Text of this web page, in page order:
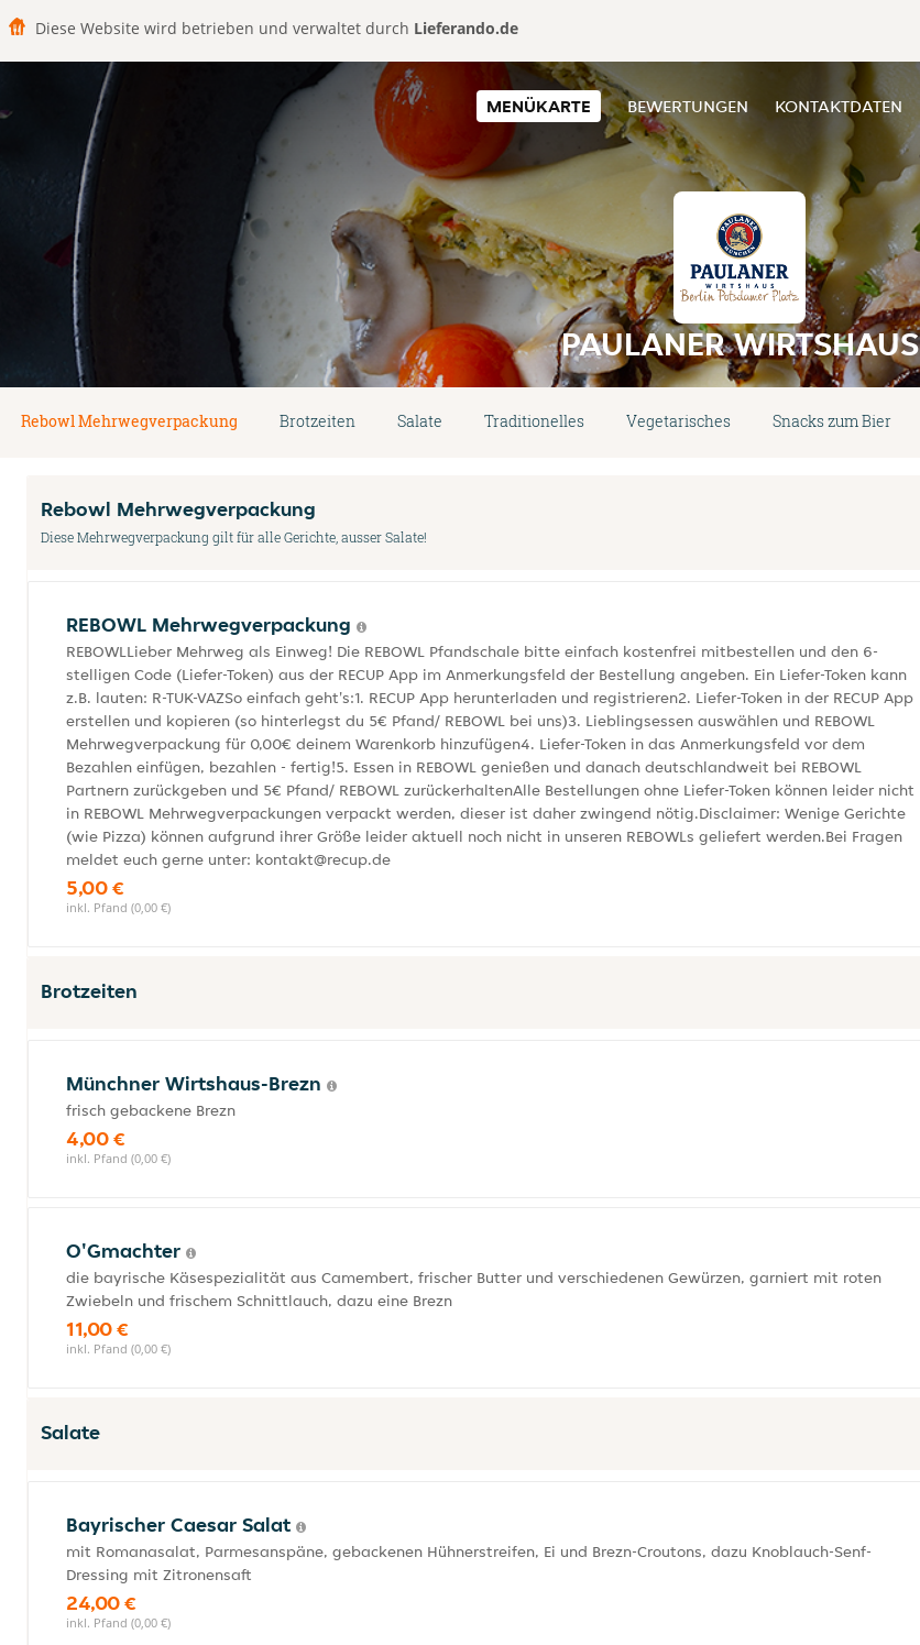
Diese Website wird betrieben und verwaltet durch Lieferando.de
MENÜKARTE BEWERTUNGEN KONTAKTDATEN
PAULANER WIRTSHAUS
Rebowl Mehrwegverpackung Brotzeiten Salate Traditionelles Vegetarisches Snacks zum Bier
Rebowl Mehrwegverpackung
Diese Mehrwegverpackung gilt für alle Gerichte, ausser Salate!
REBOWL Mehrwegverpackung
REBOWLLieber Mehrweg als Einweg! Die REBOWL Pfandschale bitte einfach kostenfrei mitbestellen und den 6-
stelligen Code (Liefer-Token) aus der RECUP App im Anmerkungsfeld der Bestellung angeben. Ein Liefer-Token kann
z.B. lauten: R-TUK-VAZSo einfach geht's:1. RECUP App herunterladen und registrieren2. Liefer-Token in der RECUP App
erstellen und kopieren (so hinterlegst du 5€ Pfand/ REBOWL bei uns)3. Lieblingsessen auswählen und REBOWL
Mehrwegverpackung für 0,00€ deinem Warenkorb hinzufügen4. Liefer-Token in das Anmerkungsfeld vor dem
Bezahlen einfügen, bezahlen - fertig!5. Essen in REBOWL genießen und danach deutschlandweit bei REBOWL
Partnern zurückgeben und 5€ Pfand/ REBOWL zurückerhaltenAlle Bestellungen ohne Liefer-Token können leider nicht
in REBOWL Mehrwegverpackungen verpackt werden, dieser ist daher zwingend nötig.Disclaimer: Wenige Gerichte
(wie Pizza) können aufgrund ihrer Größe leider aktuell noch nicht in unseren REBOWLs geliefert werden.Bei Fragen
meldet euch gerne unter: kontakt@recup.de
5,00 €
inkl. Pfand (0,00 €)
Brotzeiten
Münchner Wirtshaus-Brezn
frisch gebackene Brezn
4,00 €
inkl. Pfand (0,00 €)
O'Gmachter
die bayrische Käsespezialität aus Camembert, frischer Butter und verschiedenen Gewürzen, garniert mit roten
Zwiebeln und frischem Schnittlauch, dazu eine Brezn
11,00 €
inkl. Pfand (0,00 €)
Salate
Bayrischer Caesar Salat
mit Romanasalat, Parmesanspäne, gebackenen Hühnerstreifen, Ei und Brezn-Croutons, dazu Knoblauch-Senf-
Dressing mit Zitronensaft
24,00 €
inkl. Pfand (0,00 €)